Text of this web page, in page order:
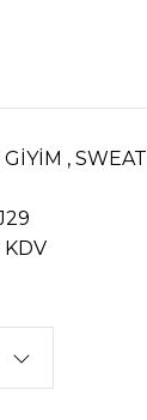
GİYİM , SWEAT